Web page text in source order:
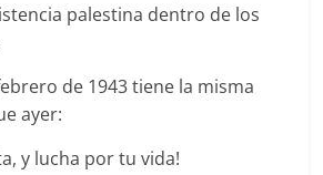
palestina dentro de los
de 1943 tiene la misma
ayer:
y lucha por tu vida!